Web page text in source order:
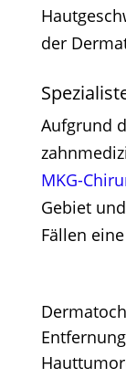
der
Aufgrund
MKG-
Gebiet
Fällen